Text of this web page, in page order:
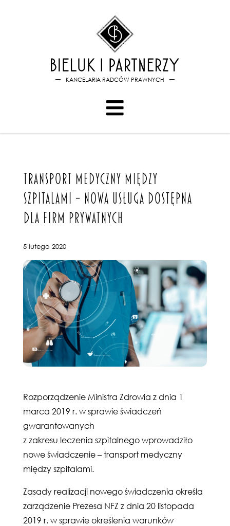
KANCELARIA RADCÓW PRAWNYCH
TRANSPORT MEDYCZNY MIĘDZY
SZPITALAMI – NOWA USŁUGA DOSTĘPNA
DLA FIRM PRYWATNYCH
5 lutego 2020
Rozporządzenie Ministra Zdrowia z dnia 1
marca 2019 r. w sprawie świadczeń
gwarantowanych
z zakresu leczenia szpitalnego wprowadziło
nowe świadczenie – transport medyczny
między szpitalami.
Zasady realizacji nowego świadczenia określa
zarządzenie Prezesa NFZ z dnia 20 listopada
2019 r. w sprawie określenia warunków